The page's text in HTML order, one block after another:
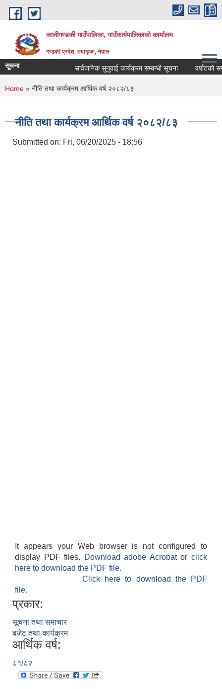
Skip to main content
कालीगण्डकी गाउँपालिका, गाउँकार्यपालिकाको कार्यालय
गण्डकी प्रदेश, स्याङ्जा, नेपाल
सूचना सार्वजनिक सुनुवाई कार्यक्रम सम्बन्धी सूचना वर्षातको
You are here
Home » नीति तथा कार्यक्रम आर्थिक वर्ष २०८२/८३
नीति तथा कार्यक्रम आर्थिक वर्ष २०८२/८३
Submitted on: Fri, 06/20/2025 - 18:56
It appears your Web browser is not configured to
display PDF files.
Download adobe Acrobatorclick
here to download the PDF file.
Click here to download the PDF
file.
प्रकार:
सूचना तथा समाचार
बजेट तथा कार्यक्रम
आर्थिक वर्ष:
८१/८२